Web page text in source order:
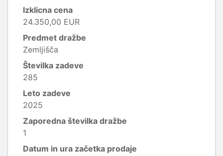
Izklicna cena
24.350,00 EUR
Predmet dražbe
Zemljišča
Številka zadeve
285
Leto zadeve
2025
Zaporedna številka dražbe
1
Datum in ura začetka prodaje